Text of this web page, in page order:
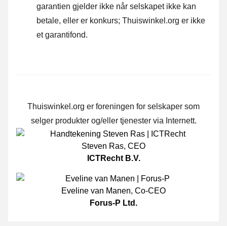
garantien gjelder ikke når selskapet ikke kan
betale, eller er konkurs; Thuiswinkel.org er ikke
et garantifond.
Thuiswinkel.org er foreningen for selskaper som
selger produkter og/eller tjenester via Internett.
Steven Ras, CEO
ICTRecht B.V.
Eveline van Manen, Co-CEO
Forus-P Ltd.